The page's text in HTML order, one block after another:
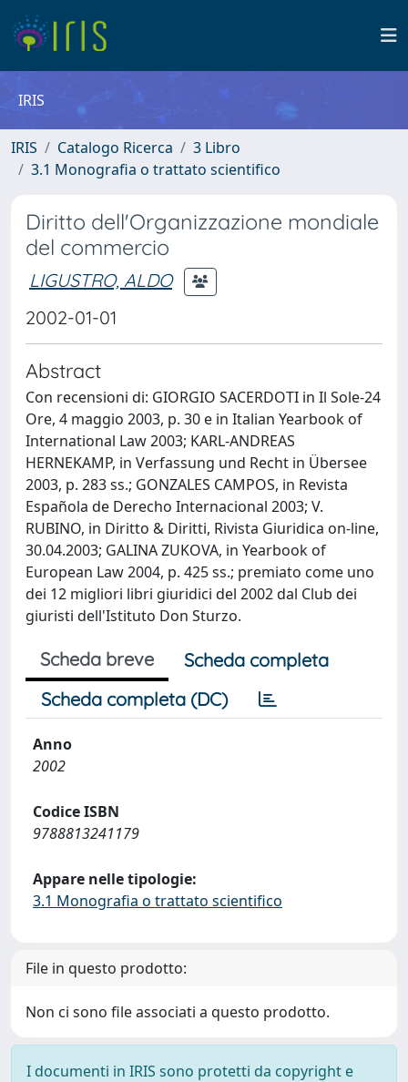
IRIS
IRIS Catalogo Ricerca
3 Libro
3.1 Monografia o trattato scientifico
Diritto dell'Organizzazione mondiale
del commercio
LIGUSTRO, ALDO
2002-01-01
Abstract
Con recensioni di: GIORGIO SACERDOTI in Il Sole-24
Ore, 4 maggio 2003, p. 30 e in Italian Yearbook of
International Law 2003; KARL-ANDREAS
HERNEKAMP, in Verfassung und Recht in Übersee
2003, p. 283 ss.; GONZALES CAMPOS, in Revista
Española de Derecho Internacional 2003; V.
RUBINO, in Diritto & Diritti, Rivista Giuridica on-line,
30.04.2003; GALINA ZUKOVA, in Yearbook of
European Law 2004, p. 425 ss.; premiato come uno
dei 12 migliori libri giuridici del 2002 dal Club dei
giuristi dell'Istituto Don Sturzo.
Scheda breve
Scheda completa
Scheda completa (DC)
Anno
2002
Codice ISBN
9788813241179
Appare nelle tipologie:
3.1 Monografia o trattato scientifico
File in questo prodotto:
Non ci sono file associati a questo prodotto.
I documenti in IRIS sono protetti da copyright e